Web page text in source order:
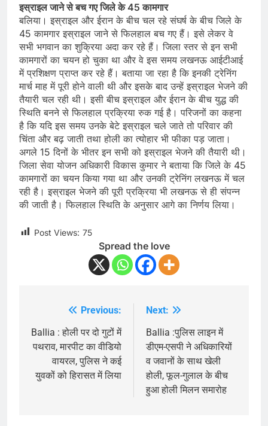
इस्राइल जाने से बच गए जिले के 45 कामगार
बलिया। इस्राइल और ईरान के बीच चल रहे संघर्ष के बीच जिले के
45 कामगार इस्राइल जाने से फिलहाल बच गए हैं। इसे लेकर वे
सभी भगवान का शुक्रिया अदा कर रहे हैं। जिला स्तर से इन सभी
कामगारों का चयन हो चुका था और वे इस समय लखनऊ आईटीआई
में प्रशिक्षण प्राप्त कर रहे हैं। बताया जा रहा है कि इनकी ट्रेनिंग
मार्च माह में पूरी होने वाली थी और इसके बाद उन्हें इस्राइल भेजने की
तैयारी चल रही थी। इसी बीच इस्राइल और ईरान के बीच युद्ध की
स्थिति बनने से फिलहाल प्रक्रिया रुक गई है। परिजनों का कहना
है कि यदि इस समय उनके बेटे इस्राइल चले जाते तो परिवार की
चिंता और बढ़ जाती तथा होली का त्योहार भी फीका पड़ जाता।
अगले 15 दिनों के भीतर इन सभी को इस्राइल भेजने की तैयारी थी।
जिला सेवा योजन अधिकारी विकास कुमार ने बताया कि जिले के 45
कामगारों का चयन किया गया था और उनकी ट्रेनिंग लखनऊ में चल
रही है। इस्राइल भेजने की पूरी प्रक्रिया भी लखनऊ से ही संपन्न
की जाती है। फिलहाल स्थिति के अनुसार आगे का निर्णय लिया।
Post Views: 75
Spread the love
navigation
Previous:
Ballia : होली पर दो गुटों में
पथराव, मारपीट का वीडियो
वायरल, पुलिस ने कई
युवकों को हिरासत में लिया
Next:
Ballia :पुलिस लाइन में
डीएम-एसपी ने अधिकारियों
व जवानों के साथ खेली
होली, फूल-गुलाल के बीच
हुआ होली मिलन समारोह